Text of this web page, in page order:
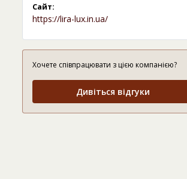
Сайт:
https://lira-lux.in.ua/
Хочете співпрацювати з цією компанією?
Дивіться відгуки